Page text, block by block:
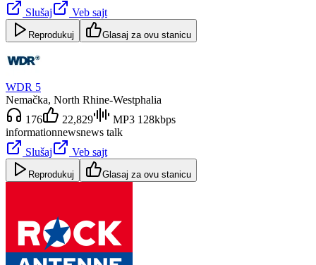
Slušaj
Veb sajt
Reprodukuj Glasaj za ovu stanicu
WDR 5
Nemačka, North Rhine-Westphalia
176
22,829
MP3 128kbps
informationnewsnews talk
Slušaj
Veb sajt
Reprodukuj Glasaj za ovu stanicu